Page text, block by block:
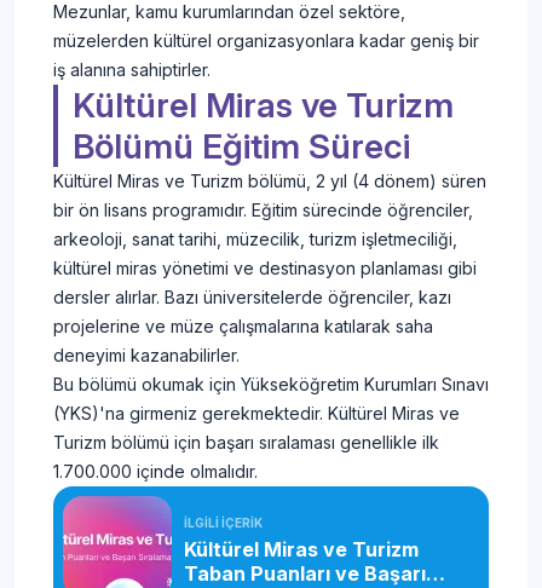
Mezunlar, kamu kurumlarından özel sektöre,
müzelerden kültürel organizasyonlara kadar geniş bir
iş alanına sahiptirler.
Kültürel Miras ve Turizm
Bölümü Eğitim Süreci
Kültürel Miras ve Turizm bölümü, 2 yıl (4 dönem) süren
bir ön lisans programıdır. Eğitim sürecinde öğrenciler,
arkeoloji, sanat tarihi, müzecilik, turizm işletmeciliği,
kültürel miras yönetimi ve destinasyon planlaması gibi
dersler alırlar. Bazı üniversitelerde öğrenciler, kazı
projelerine ve müze çalışmalarına katılarak saha
deneyimi kazanabilirler.
Bu bölümü okumak için Yükseköğretim Kurumları Sınavı
(YKS)'na girmeniz gerekmektedir. Kültürel Miras ve
Turizm bölümü için başarı sıralaması genellikle ilk
1.700.000 içinde olmalıdır.
İLGİLİ İÇERİK
Kültürel Miras ve Turizm
Taban Puanları ve Başarı